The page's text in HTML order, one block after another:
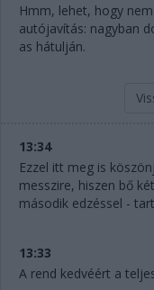
NEMZETKÖZI
RETRO
PODCAST
Hmm, lehet, hogy
autójavítás: nagyban
as hátulján.
13:34
Ezzel itt meg is
messzire, hiszen bő
második edzéssel -
13:33
A rend kedvéért a